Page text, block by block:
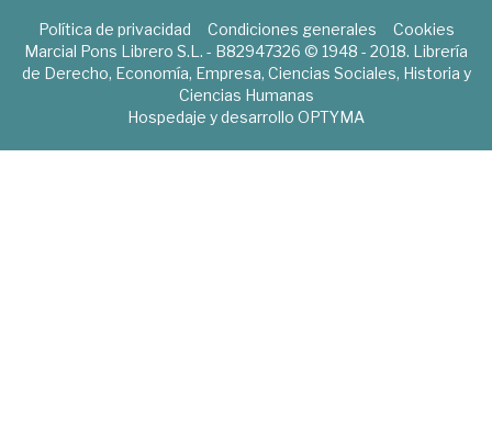
Política de privacidad Condiciones generales
Cookies
Marcial Pons Librero S.L. - B82947326 © 1948 - 2018. Librería
de Derecho, Economía, Empresa, Ciencias Sociales, Historia y
Ciencias Humanas
Hospedaje y desarrollo OPTYMA